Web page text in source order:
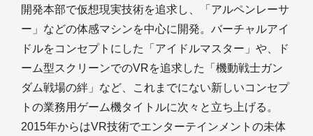
開発本部で仮想現実技術を追求し、「アルペンレーサ
ー」などの体感マシンを中心に開発。バーチャルアイ
ドルをコンセプトにした「アイドルマスター」や、ド
ーム型スクリーンでのVRを追求した「機動戦士ガン
ダム戦場の絆」など、これまでにない新しいコンセプ
トの業務用ゲーム機タイトルに次々と立ち上げる。
2015年からはVR技術でエンターテインメントの未体